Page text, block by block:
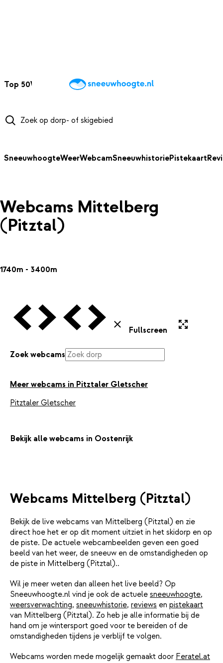
Top 50Webcams WintersportweerKaarten
SneeuwhoogteWeerWebcamSneeuwhistoriePistekaart
Webcams Mittelberg
(Pitztal)
1740m - 3400m
Vorige Webcam
Volgende Webcam
Vorige Webcam
Volgende Webcam
Sluiten
Fullscreen
Zoek webcams
Meer webcams in Pitztaler Gletscher
Pitztaler Gletscher
Bekijk alle webcams in Oostenrijk
Webcams Mittelberg (Pitztal)
Bekijk de live webcams van Mittelberg (Pitztal) en zie
direct hoe het er op dit moment uitziet in het skidorp en op
de piste. De actuele webcambeelden geven een goed
beeld van het weer, de sneeuw en de omstandigheden op
de piste in Mittelberg (Pitztal)..
Wil je meer weten dan alleen het live beeld? Op
Sneeuwhoogte.nl vind je ook de actuele sneeuwhoogte,
weersverwachting, sneeuwhistorie, reviews en pistekaart
van Mittelberg (Pitztal). Zo heb je alle informatie bij de
hand om je wintersport goed voor te bereiden of de
omstandigheden tijdens je verblijf te volgen.
Webcams worden mede mogelijk gemaakt door Feratel.at